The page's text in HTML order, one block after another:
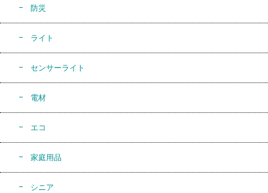
防災
ライト
センサーライト
電材
エコ
家庭用品
シニア